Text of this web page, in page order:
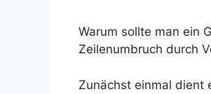
Warum sollte man ein
Zeilenumbruch durch
Zunächst einmal dient